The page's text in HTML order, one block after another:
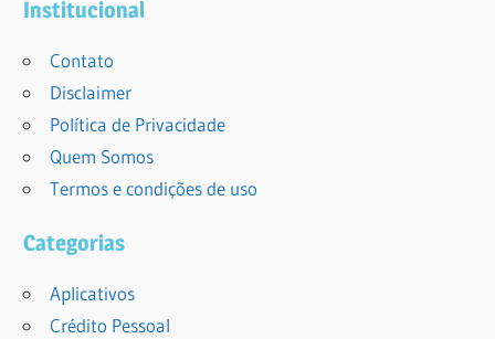
Institucional
Contato
Disclaimer
Política de Privacidade
Quem Somos
Termos e condições de uso
Categorias
Aplicativos
Crédito Pessoal